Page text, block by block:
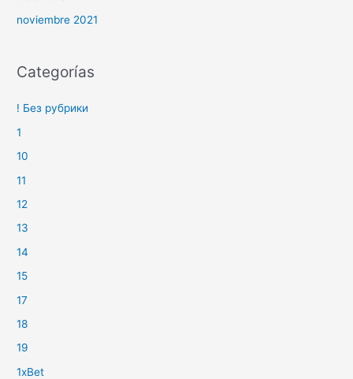
noviembre 2021
Categorías
! Без рубрики
1
10
11
12
13
14
15
17
18
19
1xBet